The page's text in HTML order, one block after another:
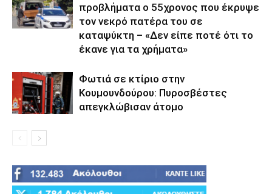
προβλήματα ο 55χρονος που έκρυψε
τον νεκρό πατέρα του σε
καταψύκτη – «Δεν είπε ποτέ ότι το
έκανε για τα χρήματα»
Φωτιά σε κτίριο στην
Κουμουνδούρου: Πυροσβέστες
απεγκλώβισαν άτομο